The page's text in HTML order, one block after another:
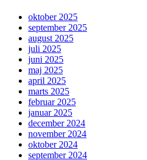
oktober 2025
september 2025
august 2025
juli 2025
juni 2025
maj 2025
april 2025
marts 2025
februar 2025
januar 2025
december 2024
november 2024
oktober 2024
september 2024